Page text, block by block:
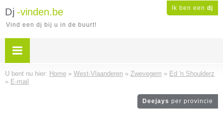
Ik ben een dj
Dj -vinden.be
Vind een dj bij u in de buurt!
U bent nu hier: Home » West-Vlaanderen » Zwevegem » Ed 'n Shoulderz
» E-mail
Deejays per provincie